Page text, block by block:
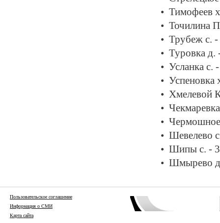
Тимофеев
Точилина
Трубеж с.
Туровка д.
Усланка с.
Успеновка
Хмелевой
Шевелево
Шипы с. -
Шмырево
Пользовательское соглашение
Информация о СМИ
Карта сайта